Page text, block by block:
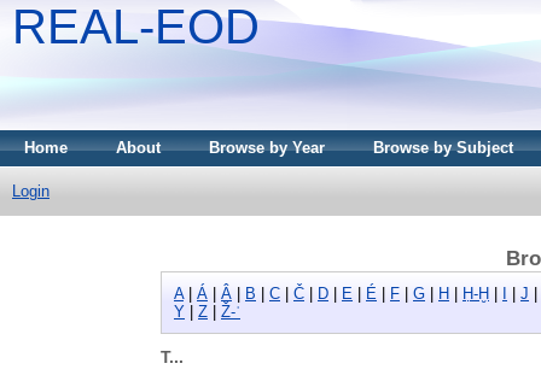
REAL-EOD
Home About Browse by Year Browse by Subject
Login
A| Á Â B C Č D E É F G H Ḥ-Ḫ J
Y
Z Ž-ʾ
T...